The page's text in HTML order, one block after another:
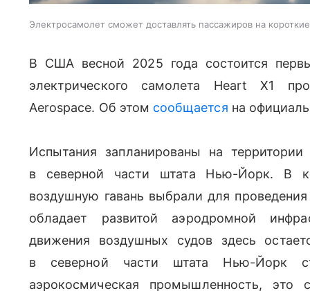
Электросамолет сможет доставлять пассажиров на
В США весной 2025 года состоится
электрического самолета Heart X1
Aerospace. Об этом сообщается на
Испытания запланированы на территории
в северной части штата Нью-Йорк. В
воздушную гавань выбрали для
обладает развитой аэродромной
движения воздушных судов здесь
в северной части штата Нью-Йорк
аэрокосмическая промышленность, это